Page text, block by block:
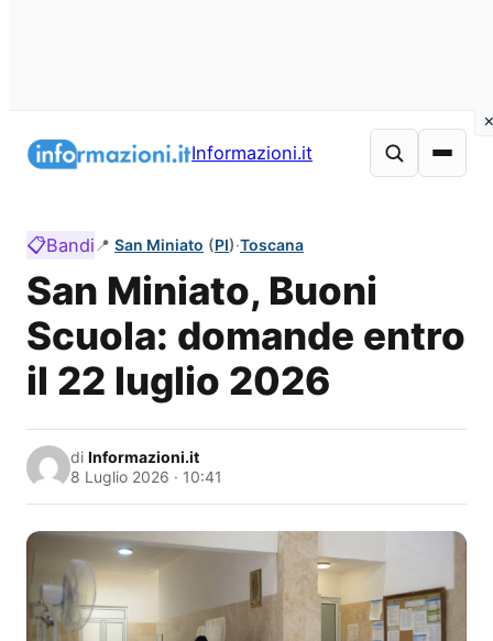
Informazioni.it
📋Bandi 📍 San Miniato (PI)·Toscana
San Miniato, Buoni
Scuola: domande entro
il 22 luglio 2026
di Informazioni.it
8 Luglio 2026 · 10:41